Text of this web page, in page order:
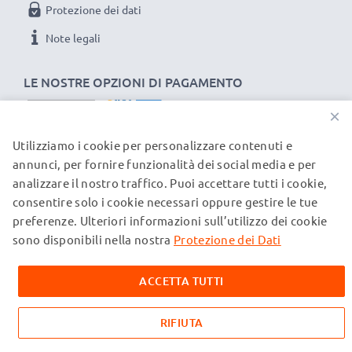
LE NOSTRE OPZIONI DI PAGAMENTO
Protezione dei dati
Note legali
I NOSTRI PARTNER DI SPEDIZIONE
© subtel.ch 2026
Tutti i prezzi sono comprensivi di IVA e al netto dei costi di
spedizione. Si prega di notare che tutti i marchi citati sono
menzionati sulle nostre pagine web esclusivamente per
fornire informazioni sui nostri prodotti.
×
Utilizziamo i cookie per personalizzare contenuti e
annunci, per fornire funzionalità dei social media e per
analizzare il nostro traffico. Puoi accettare tutti i cookie,
consentire solo i cookie necessari oppure gestire le tue
preferenze. Ulteriori informazioni sull’utilizzo dei cookie
sono disponibili nella nostra Protezione dei Dati
ACCETTA TUTTI
RIFIUTA